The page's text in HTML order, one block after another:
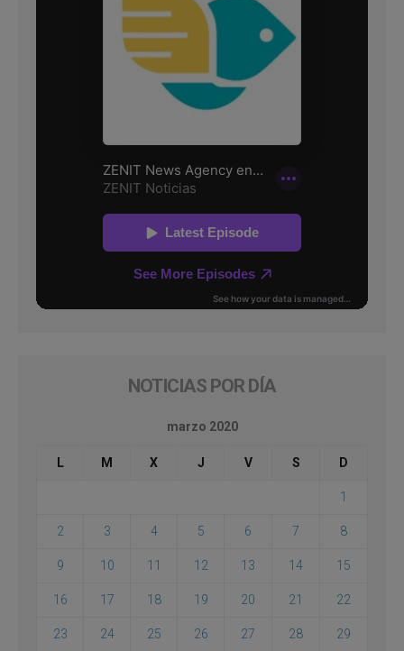
NOTICIAS POR DÍA
marzo 2020
L M X J V S D
1
2 3 4 5 6 7 8
9 10 11 12 13 14 15
16 17 18 19 20 21 22
23 24 25 26 27 28 29